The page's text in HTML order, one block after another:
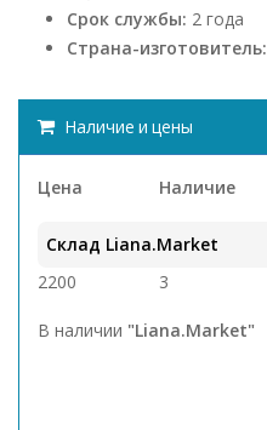
Срок службы: 2 года
Страна-изготовитель:
Наличие и цены
Цена Наличие
Склад Liana.Market
2200
3
В наличии "Liana.Market"